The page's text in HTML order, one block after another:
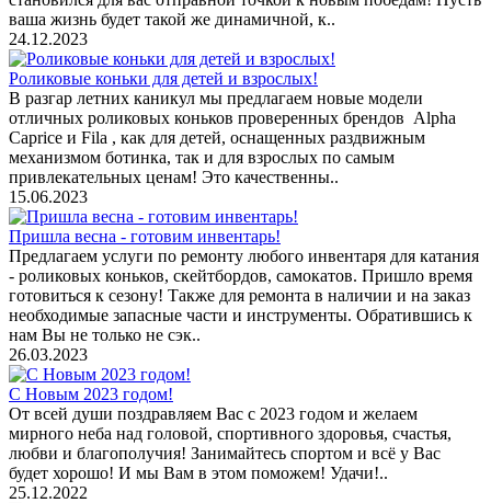
ваша жизнь будет такой же динамичной, к..
24.12.2023
Роликовые коньки для детей и взрослых!
В разгар летних каникул мы предлагаем новые модели
отличных роликовых коньков проверенных брендов Alpha
Caprice и Fila , как для детей, оснащенных раздвижным
механизмом ботинка, так и для взрослых по самым
привлекательных ценам! Это качественны..
15.06.2023
Пришла весна - готовим инвентарь!
Предлагаем услуги по ремонту любого инвентаря для катания
- роликовых коньков, скейтбордов, самокатов. Пришло время
готовиться к сезону! Также для ремонта в наличии и на заказ
необходимые запасные части и инструменты. Обратившись к
нам Вы не только не сэк..
26.03.2023
С Новым 2023 годом!
От всей души поздравляем Вас с 2023 годом и желаем
мирного неба над головой, спортивного здоровья, счастья,
любви и благополучия! Занимайтесь спортом и всё у Вас
будет хорошо! И мы Вам в этом поможем! Удачи!..
25.12.2022